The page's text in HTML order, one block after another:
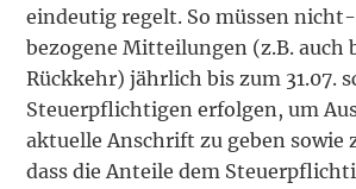
eindeutig regelt. So müssen
bezogene Mitteilungen (z.B. auch
Rückkehr) jährlich bis zum 31.07.
Steuerpflichtigen erfolgen, um
aktuelle Anschrift zu geben sowie
dass die Anteile dem